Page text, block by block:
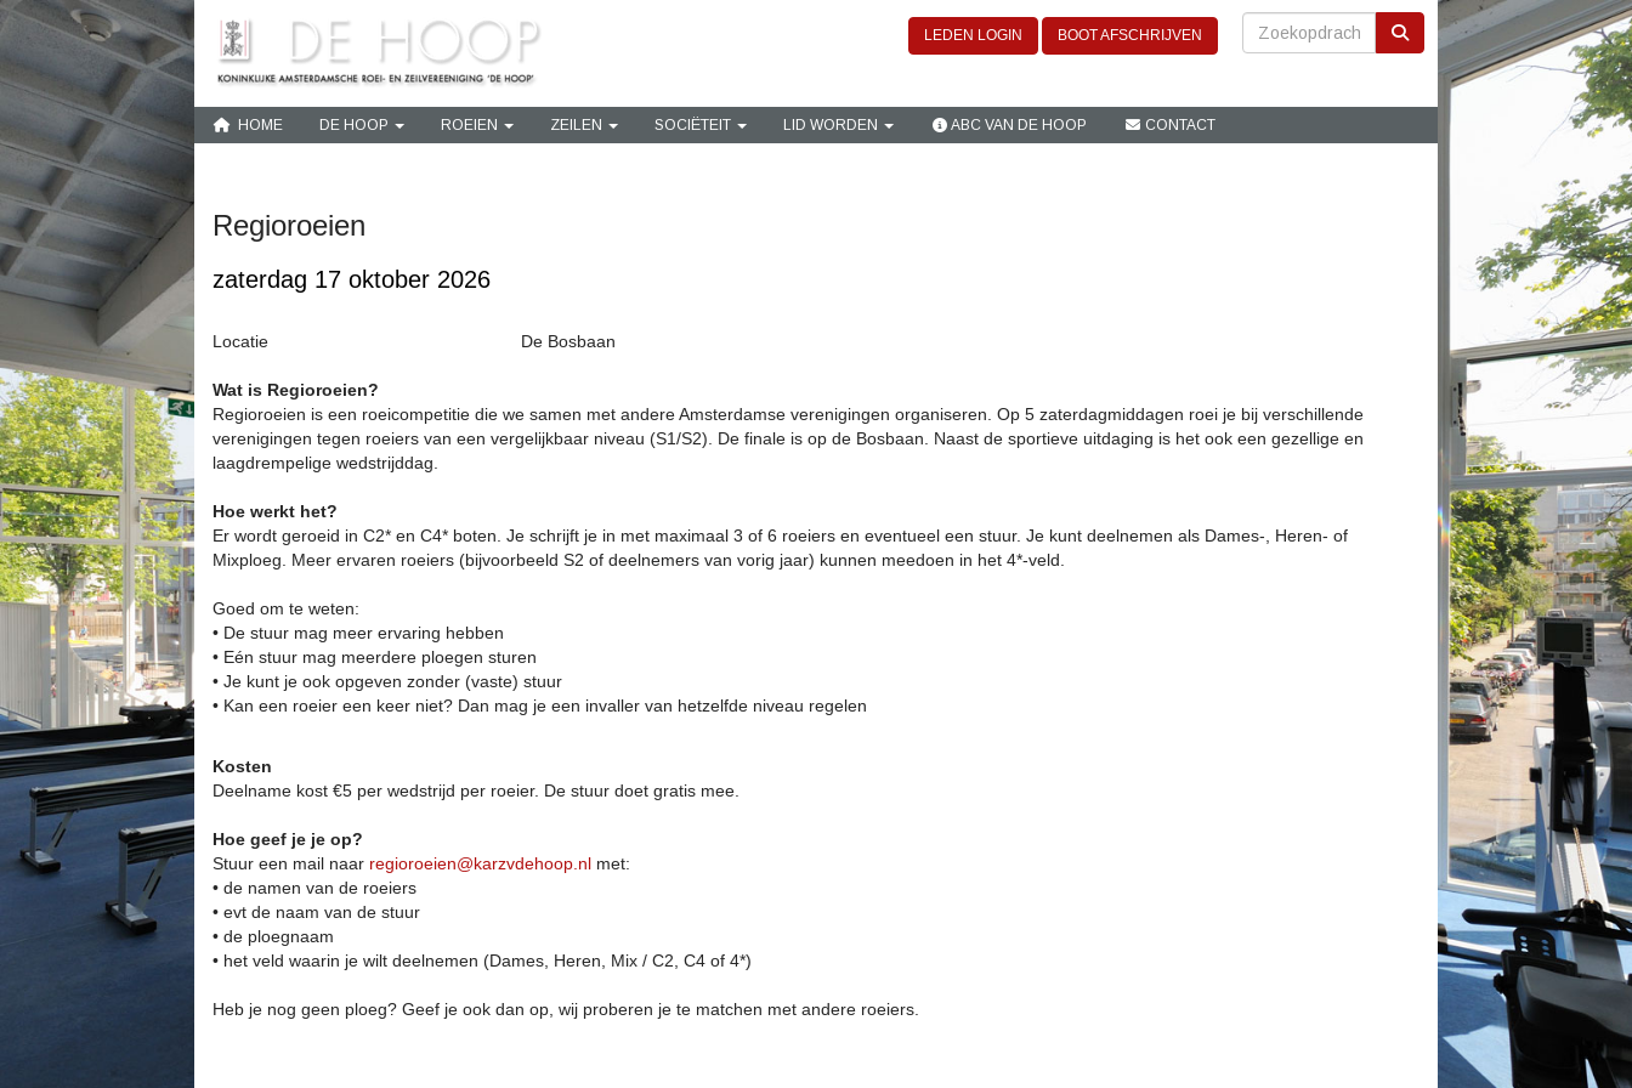
LEDEN LOGIN BOOT AFSCHRIJVEN
HOME DE HOOP ROEIEN ZEILEN SOCIËTEIT LID WORDEN ABC VAN DE HOOP CONTACT
Regioroeien
zaterdag 17 oktober 2026
Locatie De Bosbaan
Wat is Regioroeien?
Regioroeien is een roeicompetitie die we samen met andere Amsterdamse verenigingen organiseren. Op 5 zaterdagmiddagen roei je bij verschillende
verenigingen tegen roeiers van een vergelijkbaar niveau (S1/S2). De finale is op de Bosbaan. Naast de sportieve uitdaging is het ook een gezellige en
laagdrempelige wedstrijddag.
Hoe werkt het?
Er wordt geroeid in C2* en C4* boten. Je schrijft je in met maximaal 3 of 6 roeiers en eventueel een stuur. Je kunt deelnemen als Dames-, Heren- of
Mixploeg. Meer ervaren roeiers (bijvoorbeeld S2 of deelnemers van vorig jaar) kunnen meedoen in het 4*-veld.
Goed om te weten:
• De stuur mag meer ervaring hebben
• Eén stuur mag meerdere ploegen sturen
• Je kunt je ook opgeven zonder (vaste) stuur
• Kan een roeier een keer niet? Dan mag je een invaller van hetzelfde niveau regelen
Kosten
Deelname kost €5 per wedstrijd per roeier. De stuur doet gratis mee.
Hoe geef je je op?
Stuur een mail naar neieoroiger@karzvdehoop.nl met:
• de namen van de roeiers
• evt de naam van de stuur
• de ploegnaam
• het veld waarin je wilt deelnemen (Dames, Heren, Mix / C2, C4 of 4*)
Heb je nog geen ploeg? Geef je ook dan op, wij proberen je te matchen met andere roeiers.